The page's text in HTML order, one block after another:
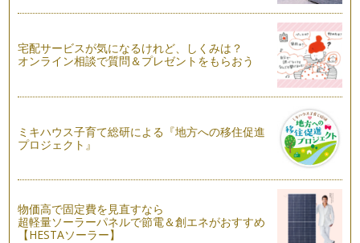
目指せ快適な空の旅！空港での子どもとの過ごし方
さあ、ようやく沖縄旅行へ出発の時が来ました。当日は早めに
起きて、時間にゆとりをもって家を出…
(2018年1月8日更新) 0～3歳児とのおでかけは普段から…
なるべく安く沖縄旅行したい！子連れでもLCCは大丈夫？
乗ったことがないとちょっと不安の飛行機ＬＣＣ（ローコスト
子連れ沖縄旅行を予約する時に知っておきたいポイント
沖縄旅行といえば、ツアー会社やネットで航空券と宿泊がセッ
トになったパッケージを申し込む方が…
宅配サービスが気になるけれど、しくみは？
オンライン相談で質問＆プレゼントをもらおう
ミキハウス子育て総研による『地方への移住促進
プロジェクト』
物価高で固定費を見直すなら
超軽量ソーラーパネルで節電＆創エネがおすすめ
【HESTAソーラー】